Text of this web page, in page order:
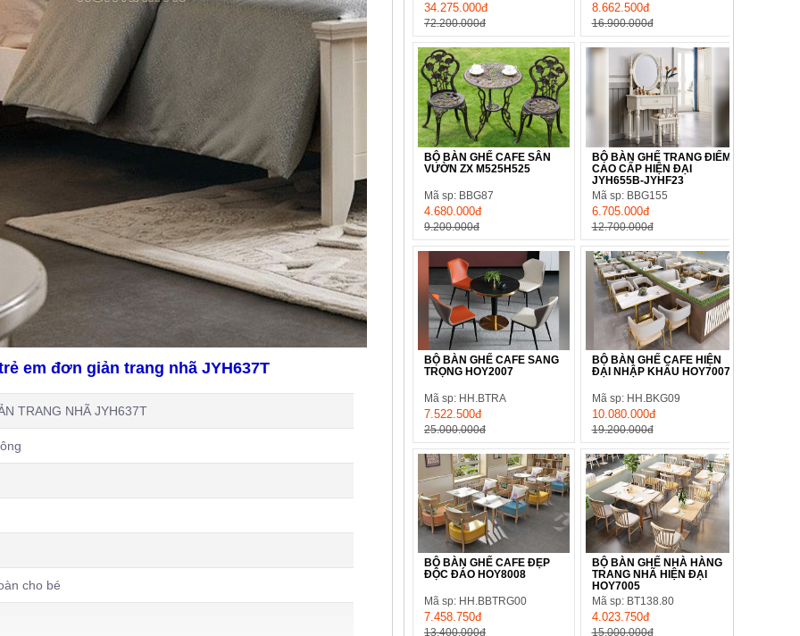
em đơn giản trang nhã JYH637T
TRANG NHÃ JYH637T
cho bé
34.275.000đ
72.200.000đ
8.662.500đ
16.900.000đ
BỘ BÀN GHẾ CAFE SÂN
VƯỜN ZX M525H525
Mã sp: BBG87
4.680.000đ
9.200.000đ
BỘ BÀN GHẾ TRANG ĐIỂM
CAO CẤP HIỆN ĐẠI
JYH655B-JYHF23
Mã sp: BBG155
6.705.000đ
12.700.000đ
BỘ BÀN GHẾ CAFE SANG
TRỌNG HOY2007
Mã sp: HH.BTRA
7.522.500đ
25.000.000đ
BỘ BÀN GHẾ CAFE HIỆN
ĐẠI NHẬP KHẨU HOY7007
Mã sp: HH.BKG09
10.080.000đ
19.200.000đ
BỘ BÀN GHẾ CAFE ĐẸP
ĐỘC ĐÁO HOY8008
Mã sp: HH.BBTRG00
7.458.750đ
13.400.000đ
BỘ BÀN GHẾ NHÀ HÀNG
TRANG NHÃ HIỆN ĐẠI
HOY7005
Mã sp: BT138.80
4.023.750đ
15.000.000đ